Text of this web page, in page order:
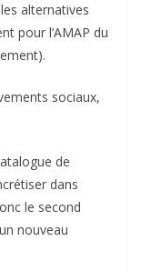
alternatives
pour l’AMAP du
sociaux,
de
dans
le second
nouveau